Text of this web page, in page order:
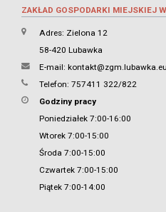
ZAKŁAD GOSPODARKI MIEJSKIEJ
Adres: Zielona 12
58-420 Lubawka
E-mail: kontakt@zgm.lubawka.eu
Telefon: 757411 322/822
Godziny pracy
Poniedziałek 7:00-16:00
Wtorek 7:00-15:00
Środa 7:00-15:00
Czwartek 7:00-15:00
Piątek 7:00-14:00